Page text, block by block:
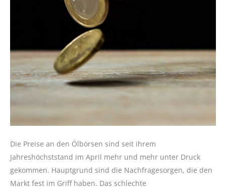
Die Preise an den Ölbörsen sind seit ihrem
Jahreshöchststand im April mehr und mehr unter Druck
gekommen. Hauptgrund sind die Nachfragesorgen, die den
Markt fest im Griff haben. Das schlechte